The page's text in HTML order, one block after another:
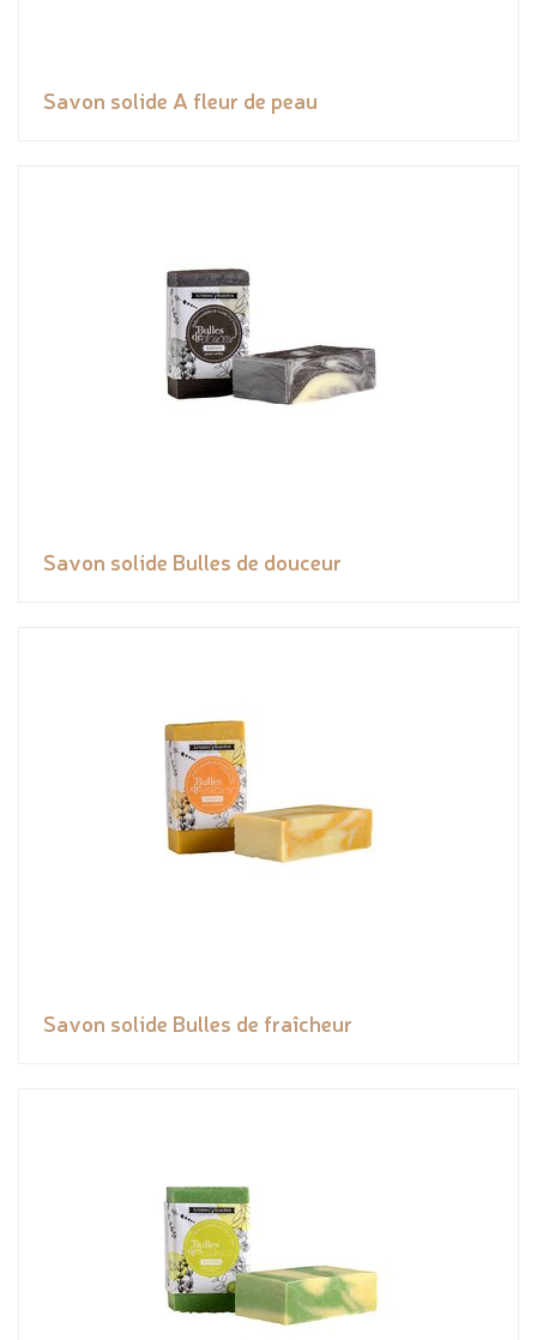
Savon solide A fleur de peau
Savon solide Bulles de douceur
Savon solide Bulles de fraîcheur